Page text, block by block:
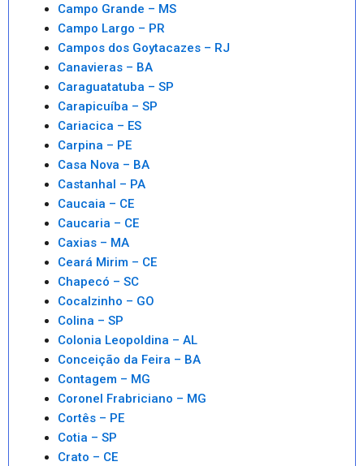
Campo Grande – MS
Campo Largo – PR
Campos dos Goytacazes – RJ
Canavieras – BA
Caraguatatuba – SP
Carapicuíba – SP
Cariacica – ES
Carpina – PE
Casa Nova – BA
Castanhal – PA
Caucaia – CE
Caucaria – CE
Caxias – MA
Ceará Mirim – CE
Chapecó – SC
Cocalzinho – GO
Colina – SP
Colonia Leopoldina – AL
Conceição da Feira – BA
Contagem – MG
Coronel Frabriciano – MG
Cortês – PE
Cotia – SP
Crato – CE